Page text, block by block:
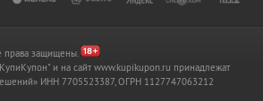
защищены.
и на сайт www.kupikupon.ru принадлежат
ИНН 7705523387, ОГРН 1127747063212